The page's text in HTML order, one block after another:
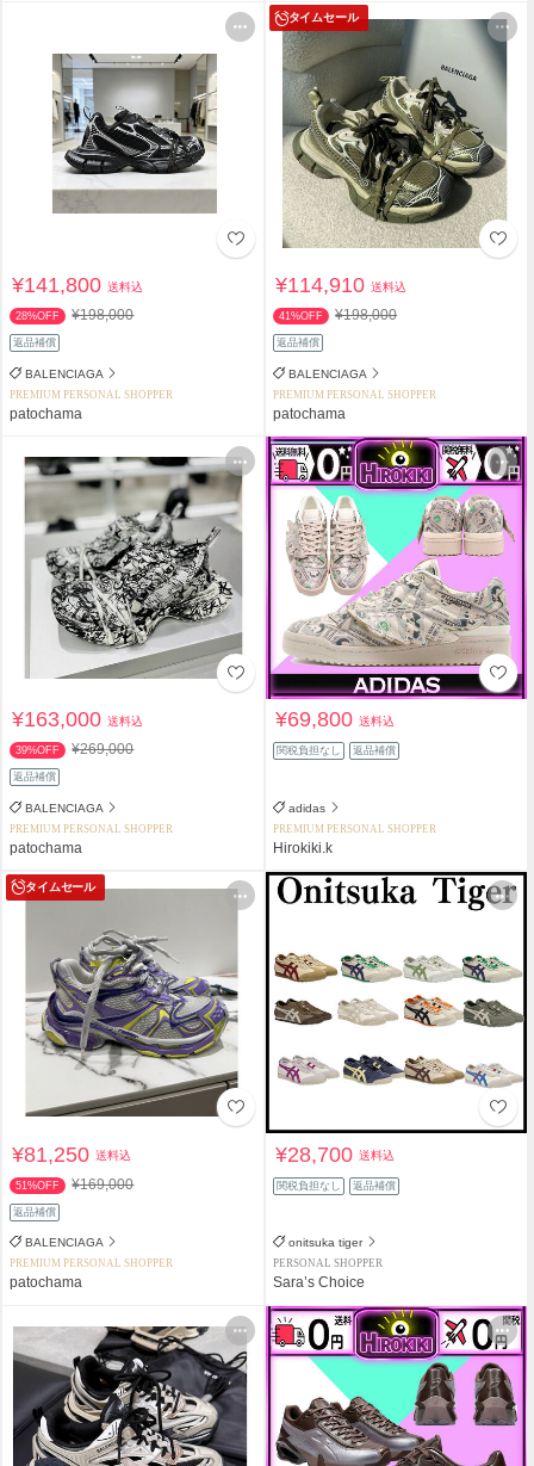
¥141,800送料込
28%OFF ¥198,000
返品補償
BALENCIAGA
PREMIUM PERSONAL SHOPPER
patochama
タイムセール
¥114,910送料込
41%OFF ¥198,000
返品補償
BALENCIAGA
PREMIUM PERSONAL SHOPPER
patochama
¥163,000送料込
39%OFF ¥269,000
返品補償
BALENCIAGA
PREMIUM PERSONAL SHOPPER
patochama
¥69,800送料込
関税負担なし 返品補償
adidas
PREMIUM PERSONAL SHOPPER
Hirokiki.k
タイムセール
¥81,250送料込
51%OFF ¥169,000
返品補償
BALENCIAGA
PREMIUM PERSONAL SHOPPER
patochama
¥28,700送料込
関税負担なし 返品補償
onitsuka tiger
PERSONAL SHOPPER
Sara’s Choice